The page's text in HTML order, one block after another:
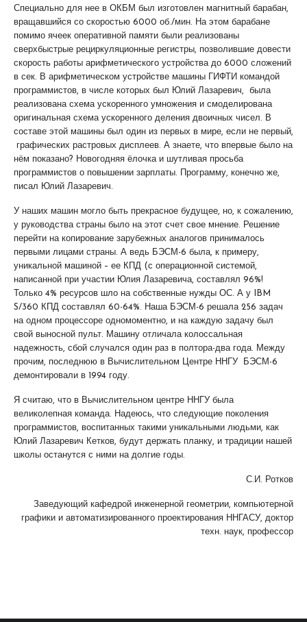
Специально для нее в ОКБМ был изготовлен магнитный барабан,
вращавшийся со скоростью 6000 об./мин. На этом барабане
помимо ячеек оперативной памяти были реализованы
сверхбыстрые рециркуляционные регистры, позволившие довести
скорость работы арифметического устройства до 6000 сложений
в сек. В арифметическом устройстве машины ГИФТИ командой
программистов, в числе которых был Юлий Лазаревич, была
реализована схема ускоренного умножения и смоделирована
оригинальная схема ускоренного деления двоичных чисел. В
составе этой машины был один из первых в мире, если не первый,
графических растровых дисплеев. А знаете, что впервые было на
нём показано? Новогодняя ёлочка и шутливая просьба
программистов о повышении зарплаты. Программу, конечно же,
писал Юлий Лазаревич.
У наших машин могло быть прекрасное будущее, но, к сожалению,
у руководства страны было на этот счет свое мнение. Решение
перейти на копирование зарубежных аналогов принималось
первыми лицами страны. А ведь БЭСМ-6 была, к примеру,
уникальной машиной – ее КПД (с операционной системой,
написанной при участии Юлия Лазаревича, составлял 96%!
Только 4% ресурсов шло на собственные нужды ОС. А у IBM
S/360 КПД составлял 60-64%. Наша БЭСМ-6 решала 256 задач
на одном процессоре одномоментно, и на каждую задачу был
свой выносной пульт. Машину отличала колоссальная
надежность, сбой случался один раз в полтора-два года. Между
прочим, последнюю в Вычислительном Центре ННГУ БЭСМ-6
демонтировали в 1994 году.
Я считаю, что в Вычислительном центре ННГУ была
великолепная команда. Надеюсь, что следующие поколения
программистов, воспитанных такими уникальными людьми, как
Юлий Лазаревич Кетков, будут держать планку, и традиции нашей
школы останутся с ними на долгие годы.
С.И. Ротков
Заведующий кафедрой инженерной геометрии, компьютерной
графики и автоматизированного проектирования ННГАСУ, доктор
техн. наук, профессор